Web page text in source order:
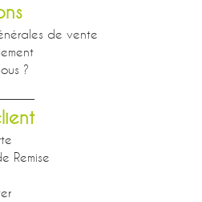
de vente
?
Remise